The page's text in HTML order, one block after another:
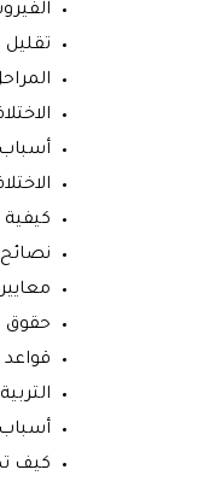
كيفية
حقوق
قواعد
كيف